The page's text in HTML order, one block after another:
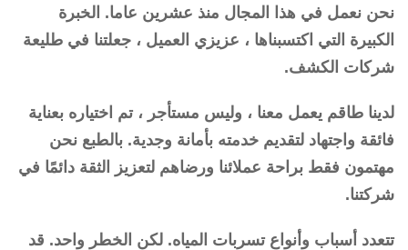
نحن نعمل في هذا المجال منذ عشرين عاما. الخبرة
الكبيرة التي اكتسبناها ، عزيزي العميل ، جعلتنا في طليعة
شركات الكشف.
لدينا طاقم يعمل معنا ، وليس مستأجر ، تم اختياره بعناية
فائقة واجتهاد لتقديم خدمته بأمانة وجدية. بالطبع نحن
مهتمون فقط براحة عملائنا ورضاهم لتعزيز الثقة دائمًا في
شركتنا.
تتعدد أسباب وأنواع تسربات المياه. لكن الخطر واحد. قد